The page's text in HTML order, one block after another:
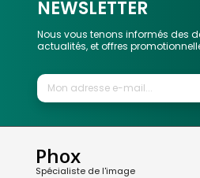
NEWSLETTER
Nous vous tenons informés des
actualités, et offres
Phox
Spécialiste de l'image